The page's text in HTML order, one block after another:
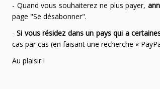
- Quand vous souhaiterez ne plus payer,
page "Se désabonner".
-Si vous résidez dans un pays qui a
cas par cas (en faisant une recherche «
Au plaisir !